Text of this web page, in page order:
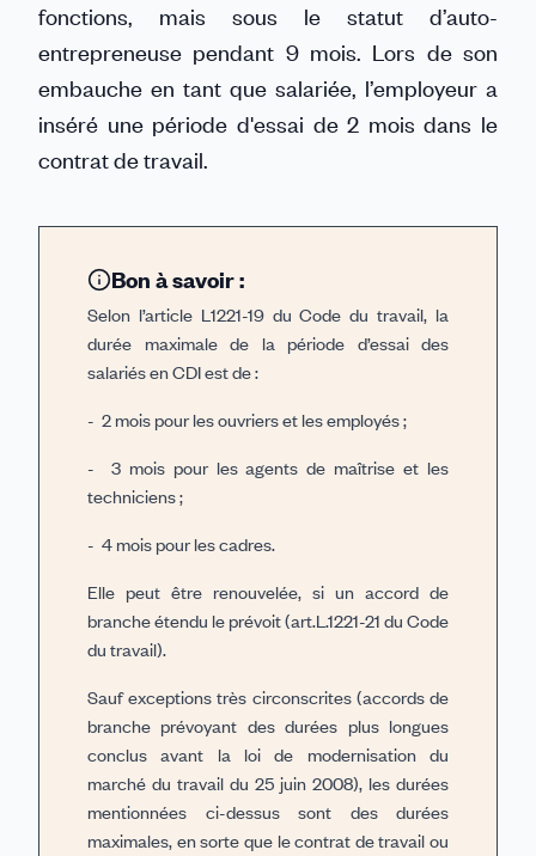
fonctions, mais sous le statut d’auto-
entrepreneuse pendant 9 mois. Lors de son
embauche en tant que salariée, l’employeur a
inséré une période d'essai de 2 mois dans le
contrat de travail.
Bon à savoir :
Selon l’article L1221-19 du Code du travail, la
durée maximale de la période d’essai des
salariés en CDI est de :
- 2 mois pour les ouvriers et les employés ;
- 3 mois pour les agents de maîtrise et les
techniciens ;
- 4 mois pour les cadres.
Elle peut être renouvelée, si un accord de
branche étendu le prévoit (art.L.1221-21 du Code
du travail).
Sauf exceptions très circonscrites (accords de
branche prévoyant des durées plus longues
conclus avant la loi de modernisation du
marché du travail du 25 juin 2008), les durées
mentionnées ci-dessus sont des durées
maximales, en sorte que le contrat de travail ou